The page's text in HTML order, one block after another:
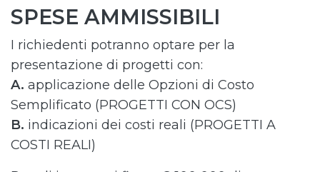
SPESE AMMISSIBILI
I richiedenti potranno optare per la
presentazione di progetti con:
A. applicazione delle Opzioni di Costo
Semplificato (PROGETTI CON OCS)
B. indicazioni dei costi reali (PROGETTI A
COSTI REALI)